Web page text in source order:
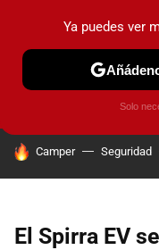
PRUEBAS COCHES
HOY SE HABLA DE
Camper Seguridad
El Spirra EV
Ya puedes ver
Solo